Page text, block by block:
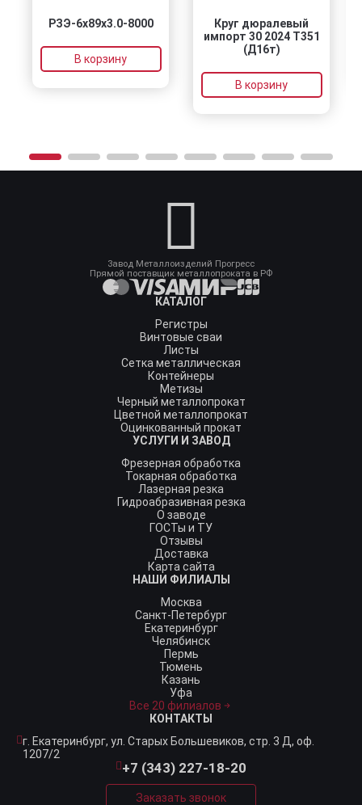
РЗЭ-6x89x3.0-8000
В корзину
Круг дюралевый
импорт 30 2024 T351
(Д16т)
В корзину
Завод Металлоизделий Прогресс
Прямой поставщик металлопроката в РФ
КАТАЛОГ
Регистры
Винтовые сваи
Листы
Сетка металлическая
Контейнеры
Метизы
Черный металлопрокат
Цветной металлопрокат
Оцинкованный прокат
УСЛУГИ И ЗАВОД
Фрезерная обработка
Токарная обработка
Лазерная резка
Гидроабразивная резка
О заводе
ГОСТы и ТУ
Отзывы
Доставка
Карта сайта
НАШИ ФИЛИАЛЫ
Москва
Санкт-Петербург
Екатеринбург
Челябинск
Пермь
Тюмень
Казань
Уфа
Все 20 филиалов
КОНТАКТЫ
г. Екатеринбург, ул. Старых Большевиков, стр. 3 Д, оф.
1207/2
+7 (343) 227-18-20
Заказать звонок